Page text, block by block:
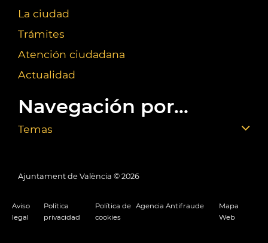
La ciudad
Trámites
Atención ciudadana
Actualidad
Navegación por...
Temas
Ajuntament de València © 2026
Aviso
legal
Política
privacidad
Política de
cookies
Agencia Antifraude
Mapa
Web